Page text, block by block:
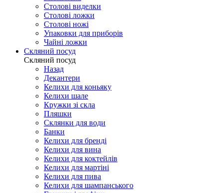
Столові виделки
Столові ложки
Столові ножі
Упаковки для приборів
Чайні ложки
Скляний посуд
Скляний посуд
Назад
Декантери
Келихи для коньяку
Келихи шале
Кружки зі скла
Пляшки
Склянки для води
Банки
Келихи для бренді
Келихи для вина
Келихи для коктейлів
Келихи для мартіні
Келихи для пива
Келихи для шампанського